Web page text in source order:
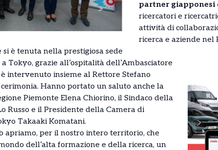
partner giapponesi
ricercatori e
attività di
ricerca e aziende nel
si è tenuta nella prestigiosa sede
Tokyo, grazie all’ospitalità dell’Ambasciatore
intervenuto insieme al Rettore Stefano
Hanno portato un saluto anche la
Piemonte Elena Chiorino, il Sindaco della
Russo e il Presidente della Camera di
Takaaki Komatani.
apriamo, per il nostro intero territorio, che
dell’alta formazione e della ricerca, un